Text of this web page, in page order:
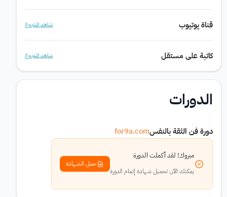
قناة يوتيوب شاهد المشروع
كاتبة على مستقل شاهد المشروع
الدورات
دورة فن الثقة بالنفسfor9a.com
مبروك! لقد أكملت الدورة
يمكنك الآن تحميل شهادة إتمام الدورة
حمل الشهادة